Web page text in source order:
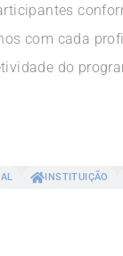
com cada
do
INSTITUIÇÃO